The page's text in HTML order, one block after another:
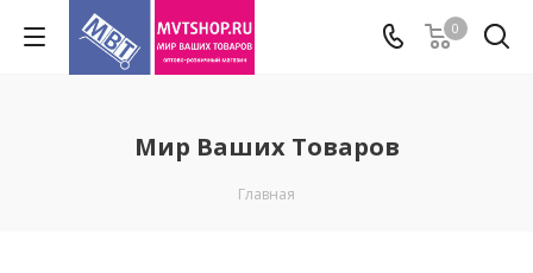
0
Мир Ваших Товаров
Главная